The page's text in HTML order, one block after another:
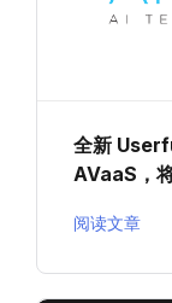
全新
AVaaS，
阅读文章